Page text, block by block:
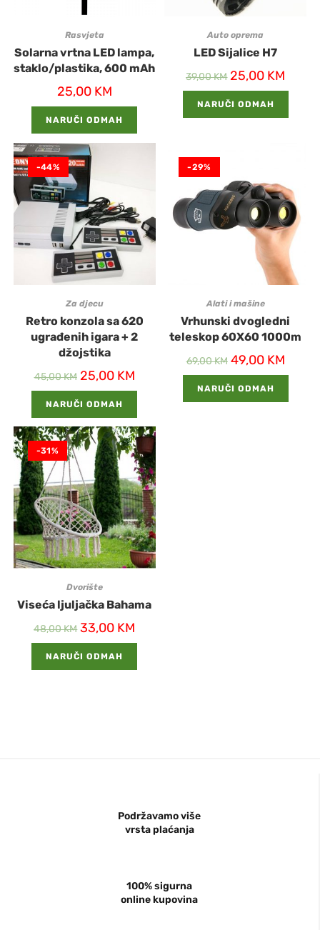
Rasvjeta
Solarna vrtna LED lampa,
staklo/plastika, 600 mAh
25,00 KM
NARUČI ODMAH
Auto oprema
LED Sijalice H7
39,00KM 25,00 KM
NARUČI ODMAH
-44%
Za djecu
Retro konzola sa 620
ugrađenih igara + 2
džojstika
45,00KM 25,00 KM
NARUČI ODMAH
-29%
Alati i mašine
Vrhunski dvogledni
teleskop 60X60 1000m
69,00KM 49,00 KM
NARUČI ODMAH
-31%
Dvorište
Viseća ljuljačka Bahama
48,00KM 33,00 KM
NARUČI ODMAH
Podržavamo više
vrsta plaćanja
100% sigurna
online kupovina